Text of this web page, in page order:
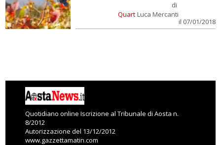
Quart
di
Luca Mercanti
il 07/01/2018
Quotidiano online Iscrizione al Tribunale di Aosta n.
8/2012
Autorizzazione del 13/12/2012
www.gazzettamatin.com